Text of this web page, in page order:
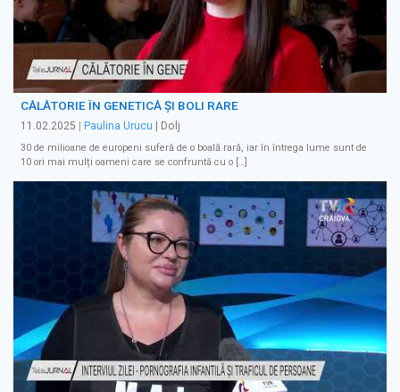
CĂLĂTORIE ÎN GENETICĂ ȘI BOLI RARE
11.02.2025 Paulina Urucu | Dolj
30 de milioane de europeni suferă de o boală rară, iar în întrega lume sunt de
10 ori mai mulți oameni care se confruntă cu o […]